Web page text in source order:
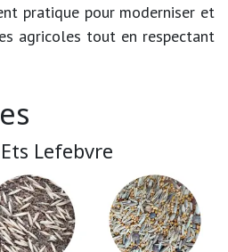
pratique pour moderniser et
agricoles tout en respectant
Lefebvre